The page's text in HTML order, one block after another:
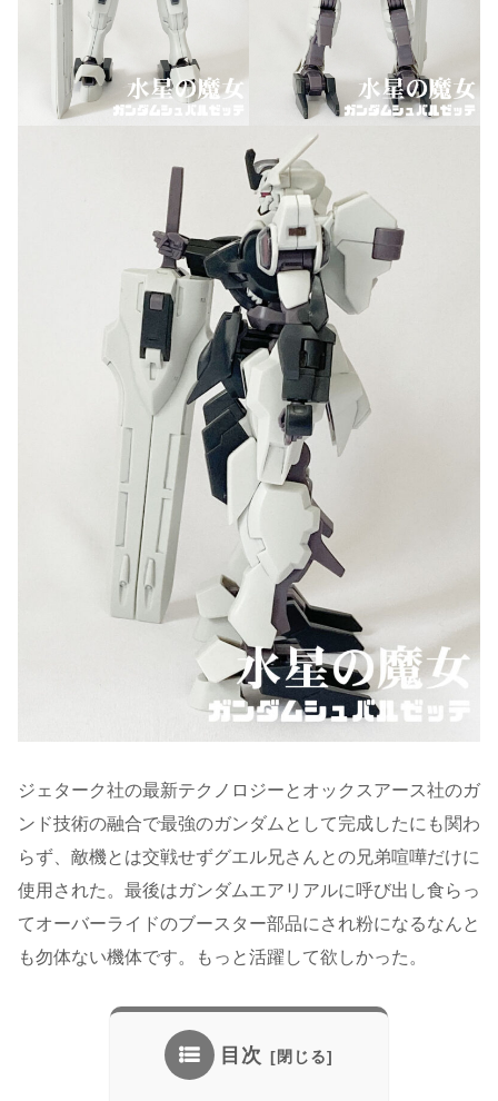
ジェターク社の最新テクノロジーとオックスアース社のガ
ンド技術の融合で最強のガンダムとして完成したにも関わ
らず、敵機とは交戦せずグエル兄さんとの兄弟喧嘩だけに
使用された。最後はガンダムエアリアルに呼び出し食らっ
てオーバーライドのブースター部品にされ粉になるなんと
も勿体ない機体です。もっと活躍して欲しかった。
目次